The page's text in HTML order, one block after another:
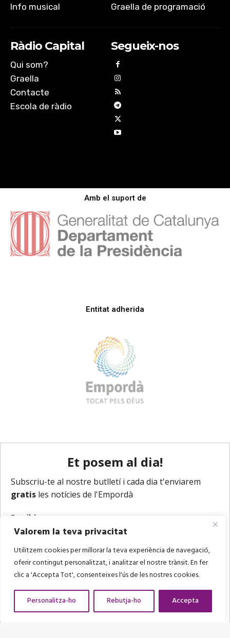
Valorem la teva privacitat
Utilitzem cookies per millorar la teva experiència de navegació,
oferir contingut personalitzat, i analitzar el nostre trànsit. En fer
clic a 'Accepta Tot', consenteixes l'ús de les nostres cookies.
Personalitza-ho Rebutja-ho Accepta
Info musical
Graella de programació
Ràdio Capital
Qui som?
Graella
Contacte
Escola de ràdio
Segueix-nos
Amb el suport de
Entitat adherida